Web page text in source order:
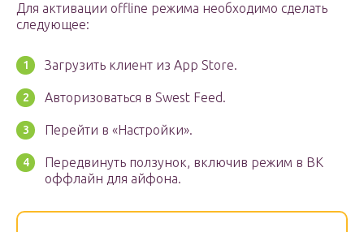
Для активации offline режима необходимо сделать
следующее:
Загрузить клиент из App Store.
Авторизоваться в Swest Feed.
Перейти в «Настройки».
Передвинуть ползунок, включив режим в ВК
оффлайн для айфона.